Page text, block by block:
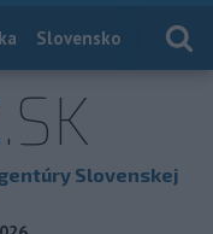
Slovensko
.SK
Slovenskej